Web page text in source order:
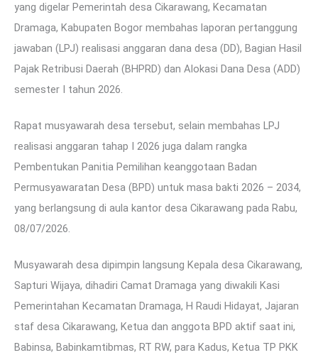
yang digelar Pemerintah desa Cikarawang, Kecamatan
Dramaga, Kabupaten Bogor membahas laporan pertanggung
jawaban (LPJ) realisasi anggaran dana desa (DD), Bagian Hasil
Pajak Retribusi Daerah (BHPRD) dan Alokasi Dana Desa (ADD)
semester I tahun 2026.
Rapat musyawarah desa tersebut, selain membahas LPJ
realisasi anggaran tahap I 2026 juga dalam rangka
Pembentukan Panitia Pemilihan keanggotaan Badan
Permusyawaratan Desa (BPD) untuk masa bakti 2026 – 2034,
yang berlangsung di aula kantor desa Cikarawang pada Rabu,
08/07/2026.
Musyawarah desa dipimpin langsung Kepala desa Cikarawang,
Sapturi Wijaya, dihadiri Camat Dramaga yang diwakili Kasi
Pemerintahan Kecamatan Dramaga, H Raudi Hidayat, Jajaran
staf desa Cikarawang, Ketua dan anggota BPD aktif saat ini,
Babinsa, Babinkamtibmas, RT RW, para Kadus, Ketua TP PKK